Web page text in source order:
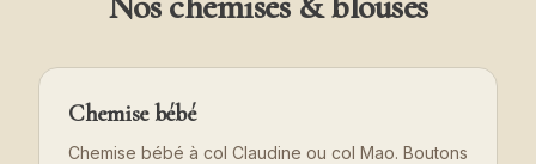
Chemise bébé
Chemise bébé à col Claudine ou col Mao. Boutons